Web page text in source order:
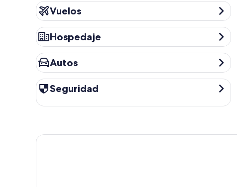
Vuelos
Vuelos
Hospedaje
Hospedaje
Autos
Autos
Seguridad
Seguridad